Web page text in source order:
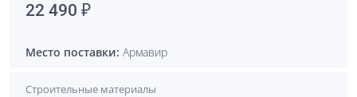
22 490 ₽
Место поставки: Армавир
Строительные материалы